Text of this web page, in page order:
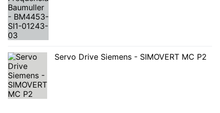
Servo Drive Siemens - SIMOVERT MC P2